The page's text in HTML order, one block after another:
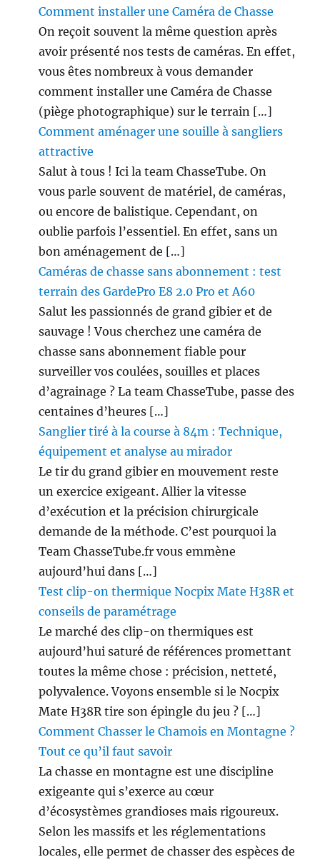
Comment installer une Caméra de Chasse
On reçoit souvent la même question après
avoir présenté nos tests de caméras. En effet,
vous êtes nombreux à vous demander
comment installer une Caméra de Chasse
(piège photographique) sur le terrain […]
Comment aménager une souille à sangliers
attractive
Salut à tous ! Ici la team ChasseTube. On
vous parle souvent de matériel, de caméras,
ou encore de balistique. Cependant, on
oublie parfois l’essentiel. En effet, sans un
bon aménagement de […]
Caméras de chasse sans abonnement : test
terrain des GardePro E8 2.0 Pro et A60
Salut les passionnés de grand gibier et de
sauvage ! Vous cherchez une caméra de
chasse sans abonnement fiable pour
surveiller vos coulées, souilles et places
d’agrainage ? La team ChasseTube, passe des
centaines d’heures […]
Sanglier tiré à la course à 84m : Technique,
équipement et analyse au mirador
Le tir du grand gibier en mouvement reste
un exercice exigeant. Allier la vitesse
d’exécution et la précision chirurgicale
demande de la méthode. C’est pourquoi la
Team ChasseTube.fr vous emmène
aujourd’hui dans […]
Test clip-on thermique Nocpix Mate H38R et
conseils de paramétrage
Le marché des clip-on thermiques est
aujourd’hui saturé de références promettant
toutes la même chose : précision, netteté,
polyvalence. Voyons ensemble si le Nocpix
Mate H38R tire son épingle du jeu ? […]
Comment Chasser le Chamois en Montagne ?
Tout ce qu’il faut savoir
La chasse en montagne est une discipline
exigeante qui s’exerce au cœur
d’écosystèmes grandioses mais rigoureux.
Selon les massifs et les réglementations
locales, elle permet de chasser des espèces de